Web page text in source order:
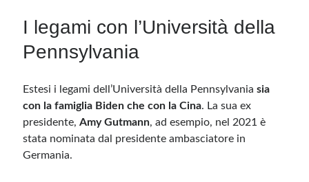
I legami con l’Università della
Pennsylvania
Estesi i legami dell’Università della Pennsylvaniasia
con la famiglia Biden che con la Cina. La sua ex
presidente,Amy Gutmann, ad esempio, nel 2021 è
stata nominata dal presidente ambasciatore in
Germania.